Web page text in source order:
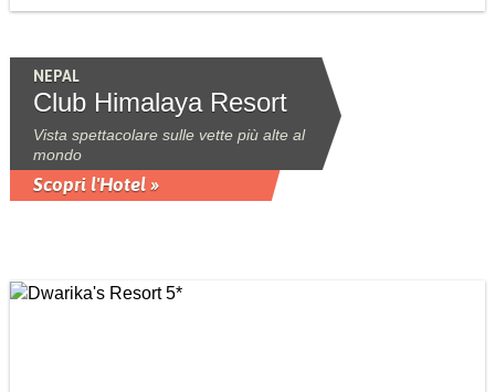
NEPAL
Club Himalaya Resort
Vista spettacolare sulle vette più alte al
mondo
Scopri l'Hotel »